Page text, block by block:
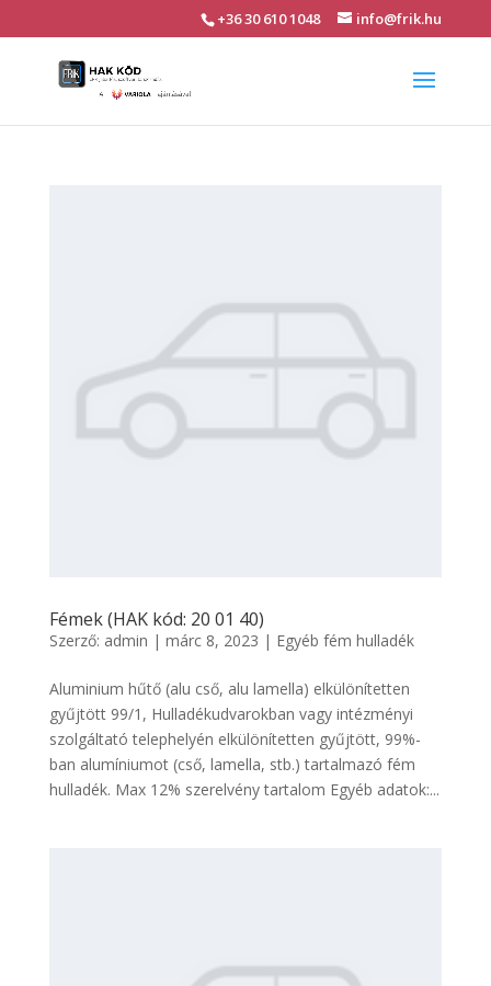
+36 30 610 1048 info@frik.hu
Fémek (HAK kód: 20 01 40)
Szerző: admin | márc 8, 2023 | Egyéb fém hulladék
Aluminium hűtő (alu cső, alu lamella) elkülönítetten
gyűjtött 99/1, Hulladékudvarokban vagy intézményi
szolgáltató telephelyén elkülönítetten gyűjtött, 99%-
ban alumíniumot (cső, lamella, stb.) tartalmazó fém
hulladék. Max 12% szerelvény tartalom Egyéb adatok:...